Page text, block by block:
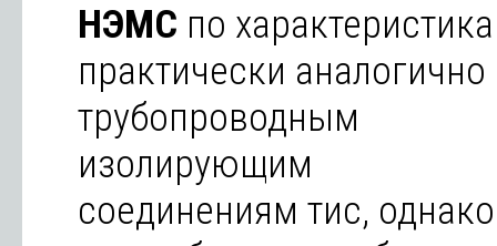
НЭМС по
практически аналогично
трубопроводным
изолирующим
соединениям тис, однако